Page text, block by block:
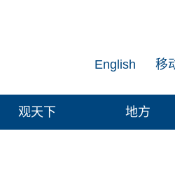
移
English
观天下 地方